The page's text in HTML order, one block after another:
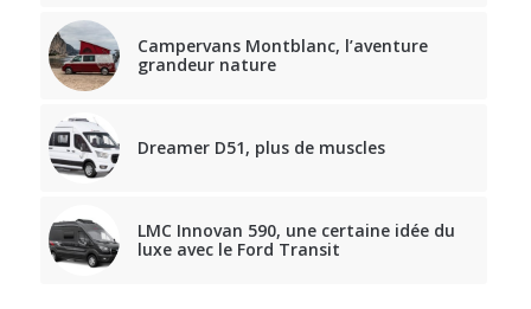
Campervans Montblanc, l’aventure
grandeur nature
Dreamer D51, plus de muscles
LMC Innovan 590, une certaine idée du
luxe avec le Ford Transit